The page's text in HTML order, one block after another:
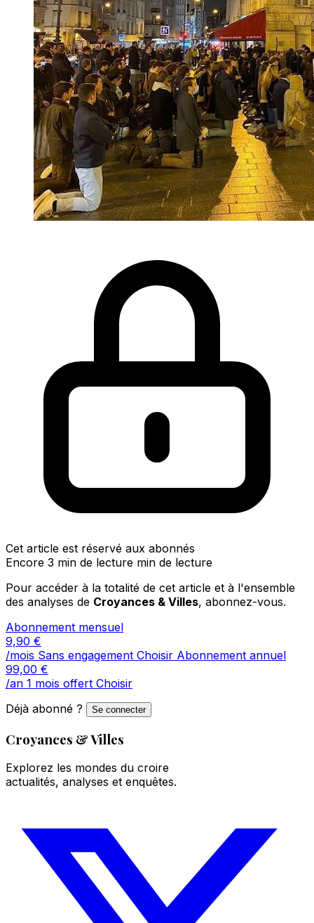
Cet article est réservé aux abonnés
Encore 3 min de lecture min de lecture
Pour accéder à la totalité de cet article et à l'ensemble
des analyses de Croyances & Villes, abonnez-vous.
Abonnement mensuel
9,90 €
/mois Sans engagement Choisir Abonnement annuel
99,00 €
/an 1 mois offert Choisir
Déjà abonné ?
Se connecter
Croyances & Villes
Explorez les mondes du croire
actualités, analyses et enquêtes.